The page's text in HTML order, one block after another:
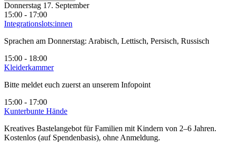
Donnerstag 17. September
15:00 - 17:00
Integrationslots:innen
Sprachen am Donnerstag: Arabisch, Lettisch, Persisch, Russisch
15:00 - 18:00
Kleiderkammer
Bitte meldet euch zuerst an unserem Infopoint
15:00 - 17:00
Kunterbunte Hände
Kreatives Bastelangebot für Familien mit Kindern von 2–6 Jahren.
Kostenlos (auf Spendenbasis), ohne Anmeldung.